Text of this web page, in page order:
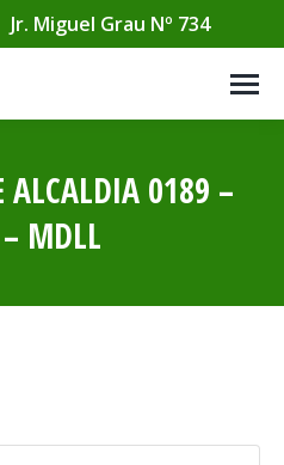
Jr. Miguel Grau Nº 734
ALCALDIA 0189 –
MDLL